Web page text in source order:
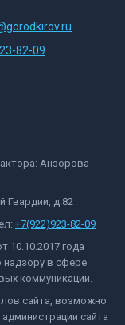
82-09
Анзорова
Гвардии, д.82
+7(922)923-82-09
10.10.2017 года
надзору в сфере
коммуникаций.
сайта, возможно
сайта